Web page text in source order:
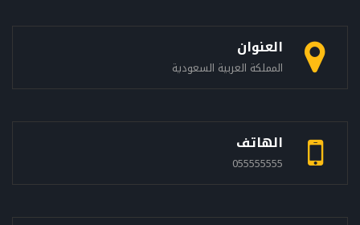
العنوان
المملكة العربية السعودية
الهاتف
055555555